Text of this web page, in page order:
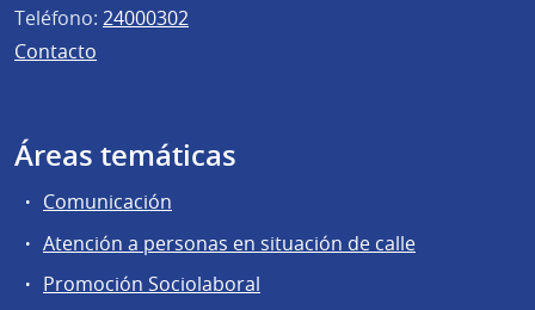
Teléfono: 24000302
Contacto
Áreas temáticas
Comunicación
Atención a personas en situación de calle
Promoción Sociolaboral